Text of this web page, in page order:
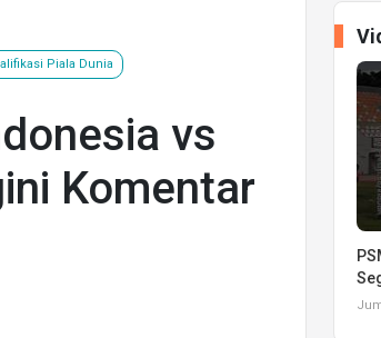
Piala Dunia
vs
Komentar